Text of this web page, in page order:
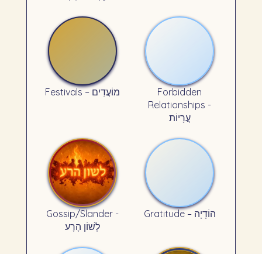
Festivals – מוֹעֲדִים
Forbidden
Relationships -
עֲרָיוֹת
Gossip/Slander -
לָשׁוֹן הָרָע
Gratitude – הוֹדָיָה